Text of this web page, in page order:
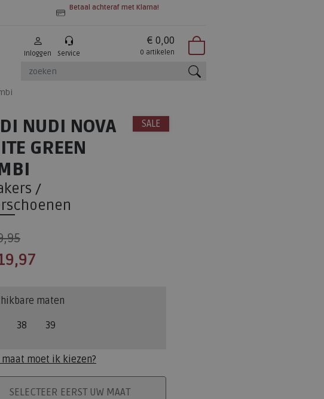
Betaal achteraf met Klarna!
Inloggen Service
€ 0,00
0 artikelen
SALE
NUDI NOVA
GREEN
/
maten
38 39
maat moet ik kiezen?
IN WINKELMAND
SELECTEER EERST UW MAAT